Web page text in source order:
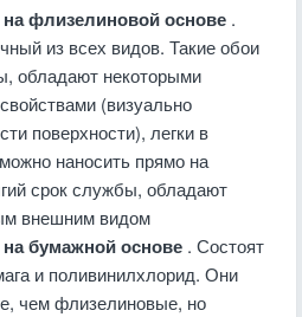
флизелиновой основе .
из всех видов. Такие обои
обладают некоторыми
(визуально
поверхности), легки в
наносить прямо на
срок службы, обладают
внешним видом
бумажной основе . Состоят
и поливинилхлорид. Они
чем флизелиновые, но